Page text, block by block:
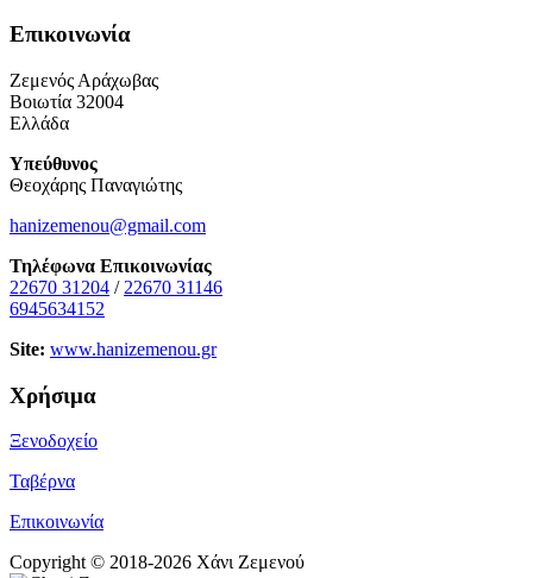
Επικοινωνία
Ζεμενός Αράχωβας
Βοιωτία 32004
Ελλάδα
Υπεύθυνος
Θεοχάρης Παναγιώτης
hanizemenou@gmail.com
Τηλέφωνα Επικοινωνίας
22670 31204 / 22670 31146
6945634152
Site: www.hanizemenou.gr
Χρήσιμα
Ξενοδοχείο
Ταβέρνα
Επικοινωνία
Copyright © 2018-2026 Χάνι Ζεμενού